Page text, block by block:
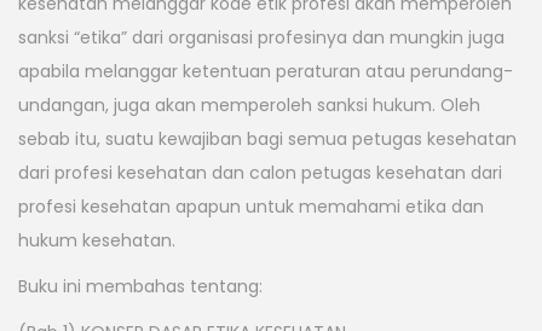
sanksi “etika” dari organisasi profesinya dan mungkin juga
apabila melanggar ketentuan peraturan atau perundang-
undangan, juga akan memperoleh sanksi hukum. Oleh
sebab itu, suatu kewajiban bagi semua petugas kesehatan
dari profesi kesehatan dan calon petugas kesehatan dari
profesi kesehatan apapun untuk memahami etika dan
hukum kesehatan.
Buku ini membahas tentang: